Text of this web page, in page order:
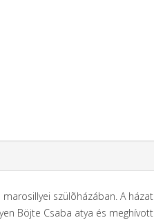
szülõházában. A házat
Böjte Csaba atya és meghívott